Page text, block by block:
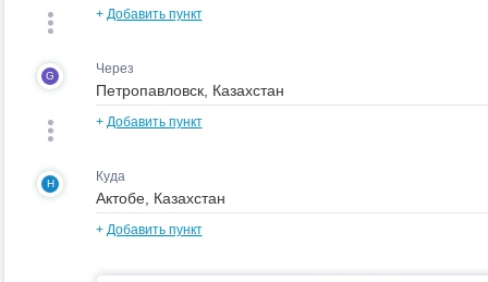
+ Добавить пункт
G Через
+ Добавить пункт
H Куда
+ Добавить пункт